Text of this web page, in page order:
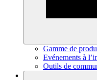
Gamme de
Evénements à
Outils de